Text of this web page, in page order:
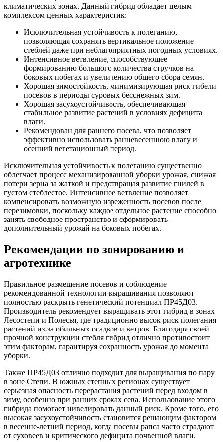
климатических зонах. Данный гибрид обладает целым
комплексом ценных характеристик:
Исключительная устойчивость к полеганию,
позволяющая сохранять вертикальное положение
стеблей даже при неблагоприятных погодных условиях.
Интенсивное ветвление, способствующее
формированию большого количества стручков на
боковых побегах и увеличению общего сбора семян.
Хорошая зимостойкость, минимизирующая риск гибели
посевов в периоды суровых бесснежных зим.
Хорошая засухоустойчивость, обеспечивающая
стабильное развитие растений в условиях дефицита
влаги.
Рекомендован для раннего посева, что позволяет
эффективно использовать ранневесеннюю влагу и
осенний вегетационный период.
Исключительная устойчивость к полеганию существенно
облегчает процесс механизированной уборки урожая, снижая
потери зерна за жаткой и предотвращая развитие гнилей в
густом стеблестое. Интенсивное ветвление позволяет
компенсировать возможную изреженность посевов после
перезимовки, поскольку каждое отдельное растение способно
занять свободное пространство и сформировать
дополнительный урожай на боковых побегах.
Рекомендации по зонированию и
агротехнике
Правильное размещение посевов и соблюдение
рекомендованной технологии выращивания позволяют
полностью раскрыть генетический потенциал ПР45Д03.
Производитель рекомендует выращивать этот гибрид в зонах
Лесостепи и Полесья, где традиционно высок риск полегания
растений из-за обильных осадков и ветров. Благодаря своей
прочной конструкции стебля гибрид отлично противостоит
этим факторам, гарантируя сохранность урожая до момента
уборки.
Также ПР45Д03 отлично подходит для выращивания по пару
в зоне Степи. В южных степных регионах существует
серьезная опасность перерастания растений перед входом в
зиму, особенно при ранних сроках сева. Использование этого
гибрида помогает нивелировать данный риск. Кроме того, его
высокая засухоустойчивость становится решающим фактором
в весенне-летний период, когда посевы рапса часто страдают
от суховеев и критического дефицита почвенной влаги.